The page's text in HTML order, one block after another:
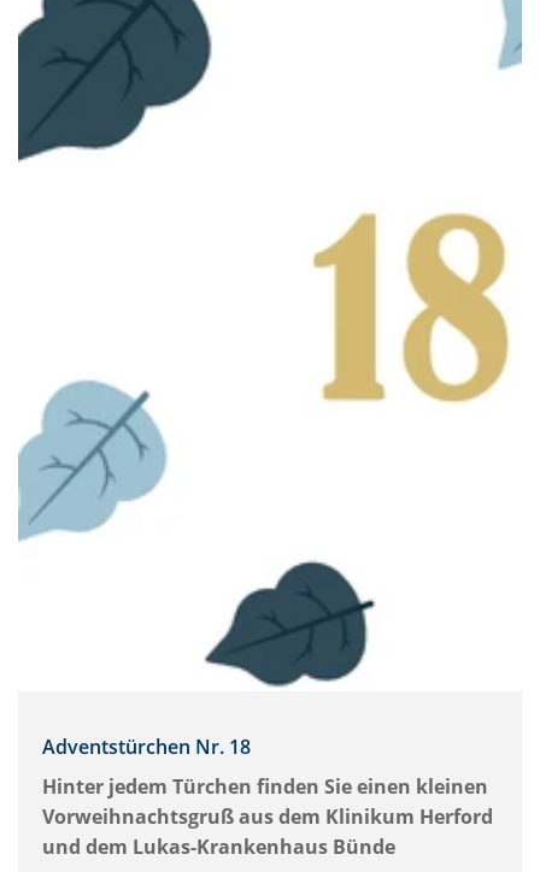
Adventstürchen Nr. 18
Hinter jedem Türchen finden Sie einen kleinen
Vorweihnachtsgruß aus dem Klinikum Herford
und dem Lukas-Krankenhaus Bünde